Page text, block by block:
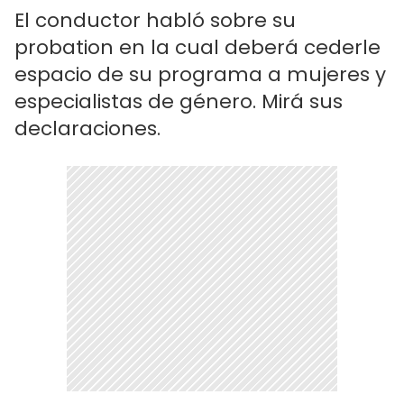
El conductor habló sobre su
probation en la cual deberá cederle
espacio de su programa a mujeres y
especialistas de género. Mirá sus
declaraciones.